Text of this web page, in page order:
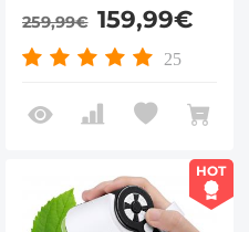
Camera en 50x-1000x
Vergroting voor
Munten, PCB en
259,99€ 159,99€
25
HOT